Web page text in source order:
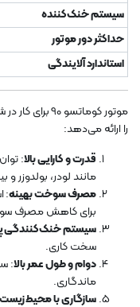
سیستم خنک‌کننده
حداکثر دور موتور
استاندارد آلایندگی
موتور
را ارائه می‌دهد:
قدرت و کارایی بالا:
مانند لودر، بولدوزر و
مصرف سوخت بهینه:
برای کاهش مصرف
سیستم خنک‌کنندگی
سخت کاری.
دوام و طول عمر بالا:
ماندگاری.
سازگاری با محیط زیست